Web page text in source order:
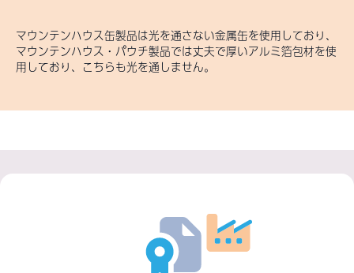
マウンテンハウス缶製品は光を通さない金属缶を使用しており、
マウンテンハウス・パウチ製品では丈夫で厚いアルミ箔包材を使
用しており、こちらも光を通しません。